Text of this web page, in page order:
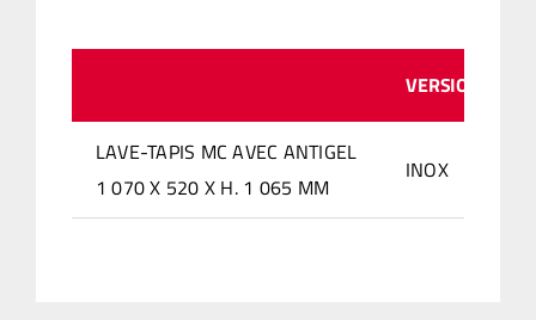
VERSION
LAVE-TAPIS MC AVEC ANTIGEL
1 070 X 520 X H. 1 065 MM
INOX